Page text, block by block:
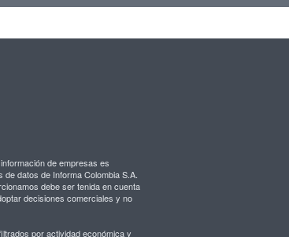
de empresas es
datos de Informa Colombia S.A.
debe ser tenida en cuenta
decisiones comerciales y no
por actividad económica y